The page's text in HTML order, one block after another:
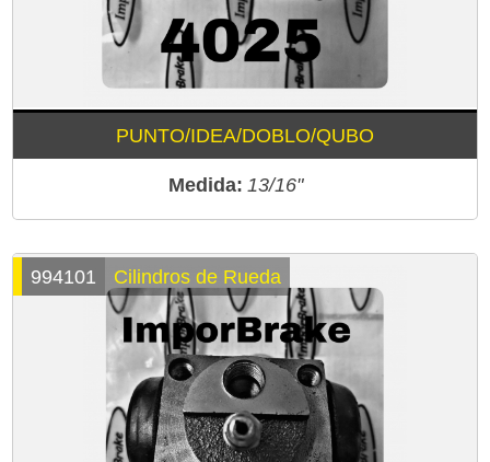
PUNTO/IDEA/DOBLO/QUBO
Medida: 13/16"
994101 Cilindros de Rueda